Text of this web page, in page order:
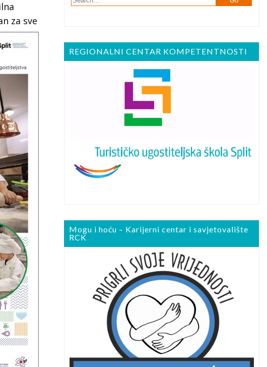
za sve
REGIONALNI CENTAR KOMPETENTNOSTI
Mogu i hoću – Karijerni centar i savjetovalište
RCK